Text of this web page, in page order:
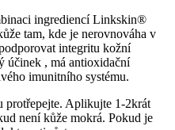
ingrediencí Linkskin®
tam, kde je nerovnováha v
integritu kožní
účinek , má antioxidační
imunitního systému.
protřepejte. Aplikujte 1-2krát
není kůže mokrá. Pokud je